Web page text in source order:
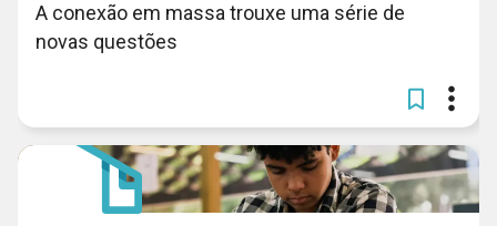
A conexão em massa trouxe uma série de
novas questões